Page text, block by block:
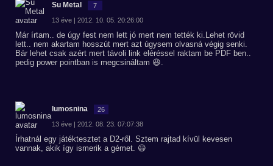
Su Metal 7
13 éve | 2012. 10. 05. 20:26:00
Már írtam.. de úgy fest nem lett jó mert nem tették ki.Lehet rövid
lett.. nem akartam hosszút mert azt úgysem olvasná végig senki.
Bár lehet csak azért mert távoli link eléréssel raktam be PDF ben..
pedig power pointban is megcsináltam 😆.
lumosnina 26
13 éve | 2012. 08. 23. 07:07:38
Írhatnál egy játéktesztet a D2-ről. Sztem rajtad kívül kevesen
vannak, akik így ismerik a gémet. 😃